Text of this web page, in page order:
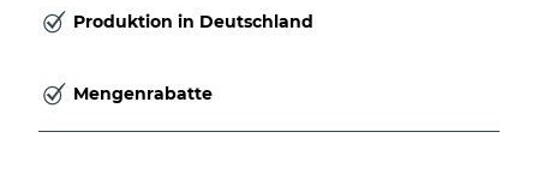
Produktion in Deutschland
Mengenrabatte